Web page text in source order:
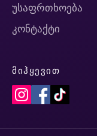
უსაფრთხოება
კონტაქტი
ᲛᲘᲰᲧᲔᲕᲘᲗ